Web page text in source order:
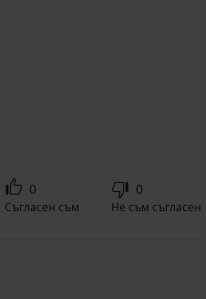
0
Съгласен съм
0
Не съм съгласен